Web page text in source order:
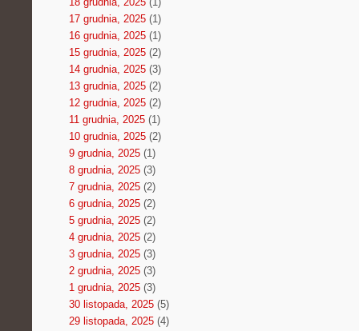
17 grudnia, 2025(1)
16 grudnia, 2025(1)
15 grudnia, 2025(2)
14 grudnia, 2025(3)
13 grudnia, 2025(2)
12 grudnia, 2025(2)
11 grudnia, 2025(1)
10 grudnia, 2025(2)
9 grudnia, 2025(1)
8 grudnia, 2025(3)
7 grudnia, 2025(2)
6 grudnia, 2025(2)
5 grudnia, 2025(2)
4 grudnia, 2025(2)
3 grudnia, 2025(3)
2 grudnia, 2025(3)
1 grudnia, 2025(3)
30 listopada, 2025(5)
29 listopada, 2025(4)